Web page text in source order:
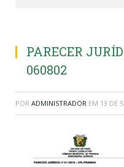
PARECER
060802
POR ADMINISTRADOR EM 13 DE